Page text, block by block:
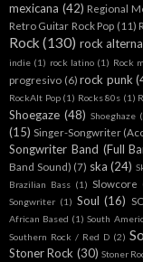
mexicana (42) Regional
Retro Guitar Rock Pop (11)
Rock (130) rock
indie (1) rock latino (1) Rock
progresivo (6) rock punk
RockAlt Pop (1) Rocks 80s (1)
Shoegaze (48) Shoeghaze
(15) Singer-Songwriter
Songwriter Band (Full
Band Sound) (7) ska (24)
Brazilian Bass (1) Slowcore
Songwriter (1) Soul (16)
African Based (1) South
Southern Rock / Red D (2)
Stoner Rock (30) Stoner